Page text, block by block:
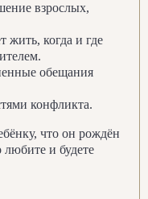
взрослых,
жить, когда и где
обещания
конфликта.
что он рождён
и будете